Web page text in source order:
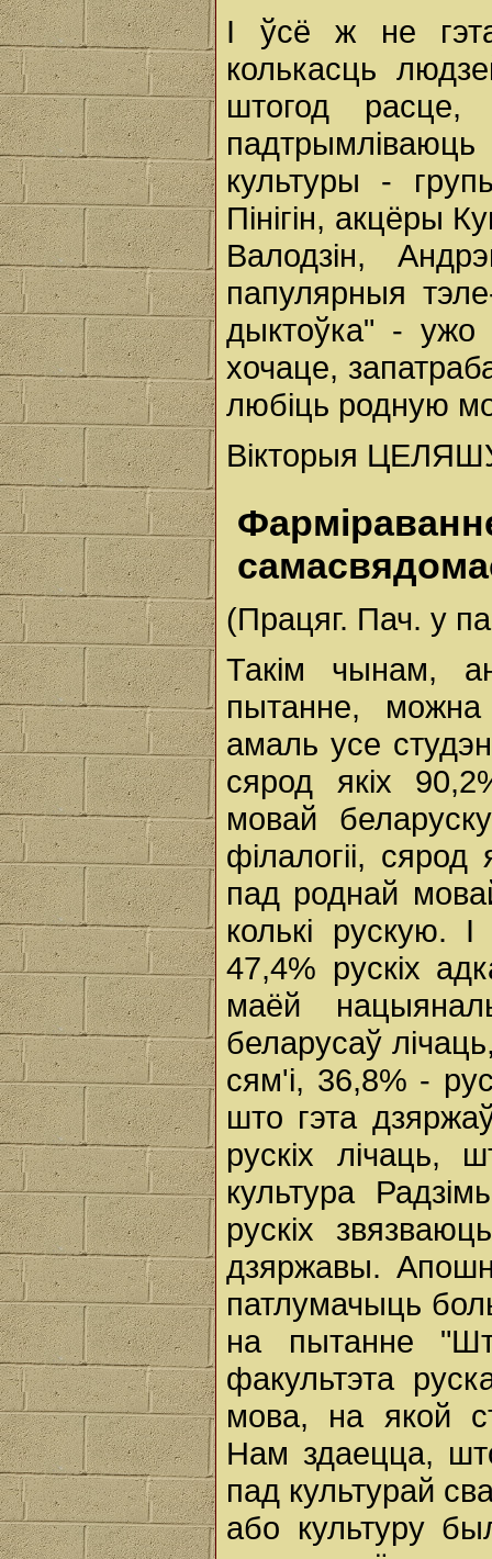
І ўсё ж не
колькасць
штогод
культуры -
Пінігін, акцёры
Валодзін,
папулярныя
дыктоўка" -
хочаце,
любіць родную
Вікторыя
(Працяг. Пач. у
Такім чынам,
пытанне,
амаль усе
сярод якіх
мовай
філалогіі,
пад роднай
колькі рускую.
47,4% рускіх
маёй
беларусаў
сям'і, 36,8% -
што гэта
рускіх лічаць,
культура
рускіх
дзяржавы.
патлумачыць
на пытанне
факультэта
мова, на якой
Нам здаецца,
пад культурай
або культуру